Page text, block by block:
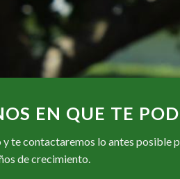
EN QUE TE
te contactaremos lo antes posible
de crecimiento.